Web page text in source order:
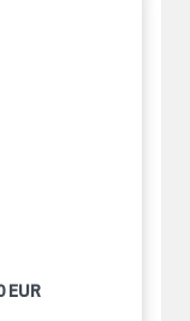
EUR